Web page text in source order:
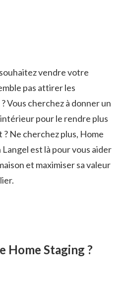
vendre votre
pas attirer les
Vous cherchez à donner un
pour le rendre plus
Ne cherchez plus, Home
est là pour vous aider
et maximiser sa valeur
Home Staging ?